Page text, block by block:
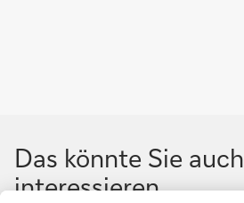
Das könnte Sie auch
interessieren